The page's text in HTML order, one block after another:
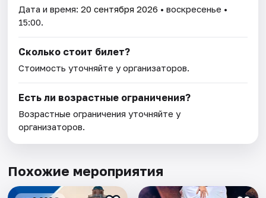
Дата и время:20 сентября 2026 • воскресенье •
15:00.
Сколько стоит билет?
Стоимость уточняйте у организаторов.
Есть ли возрастные ограничения?
Возрастные ограничения уточняйте у
организаторов.
Похожие мероприятия